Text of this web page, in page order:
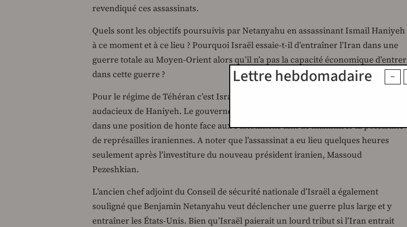
revendiqué ces assassinats.
Quels sont les objectifs poursuivis par Netanyahu en assassinant Ismail Haniyeh
à ce moment et à ce lieu ? Pourquoi Israël essaie-t-il d’entraîner l’Iran dans une
guerre totale au Moyen-Orient alors qu’il n’a pas la capacité économique d’entrer
dans cette guerre ?
Pour le régime de Téhéran c’est Israël qui était certainement derrière l’assassinat
audacieux de Haniyeh. Le gouvernement israélien a délibérément placé l’Iran
dans une position de honte face aux Palestiniens afin de maximiser la possibilité
de représailles iraniennes. A noter que l’assassinat a eu lieu quelques heures
seulement après l’investiture du nouveau président iranien, Massoud
Pezeshkian.
L’ancien chef adjoint du Conseil de sécurité nationale d’Israël a également
souligné que Benjamin Netanyahu veut déclencher une guerre plus large et y
entraîner les États-Unis. Bien qu’Israël paierait un lourd tribut si l’Iran entrait
−
Lettre hebdomadaire